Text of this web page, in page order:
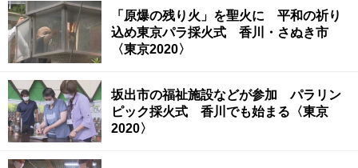
「原爆の残り火」を聖火に 平和の祈り
込め東京パラ採火式 香川・さぬき市
〈東京2020〉
坂出市の福祉施設などが参加 パラリン
ピック採火式 香川でも始まる〈東京
2020〉